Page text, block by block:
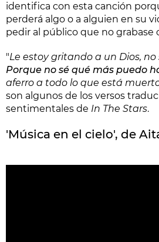
identifica con esta canción
perderá algo o a alguien en su
pedir al público que no grabase
"Le estoy gritando a un Dios, no
Porque no sé qué más puedo
aferro a todo lo que está
son algunos de los versos
sentimentales de In The Stars.
'Música en el cielo', de